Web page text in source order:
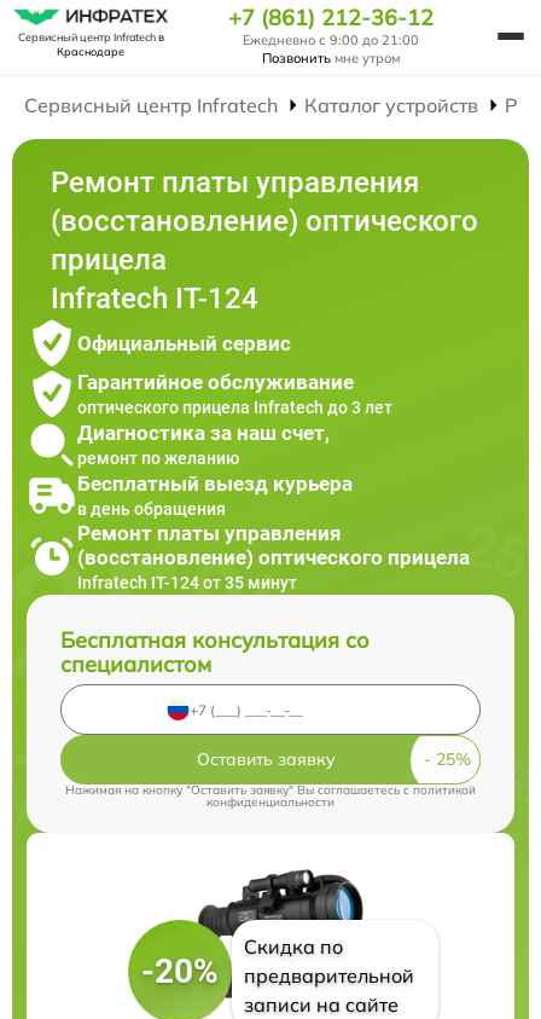
Сервисный центр Infratechв
Краснодаре
+7 (861) 212-36-12
Ежедневно с 9:00 до 21:00
Позвонить мне утром
Сервисный центр Infratech Каталог устройств
Ремонт платы управления
(восстановление) оптического
прицела
Infratech IT-124
Официальный сервис
Гарантийное обслуживание
оптического прицела Infratech до 3 лет
Диагностика за наш счет,
ремонт по желанию
Бесплатный выезд курьера
в день обращения
Ремонт платы управления
(восстановление) оптического прицела
Infratech IT-124 от 35 минут
Бесплатная консультация со
специалистом
Оставить заявку
Нажимая на кнопку "Оставить заявку" Вы соглашаетесь cполитикой
конфиденциальности
-20%
Скидка по
предварительной
записи на сайте